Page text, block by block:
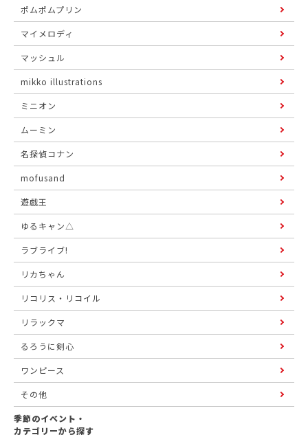
ポムポムプリン
マイメロディ
マッシュル
mikko illustrations
ミニオン
ムーミン
名探偵コナン
mofusand
遊戯王
ゆるキャン△
ラブライブ!
リカちゃん
リコリス・リコイル
リラックマ
るろうに剣心
ワンピース
その他
季節のイベント・
カテゴリーから探す